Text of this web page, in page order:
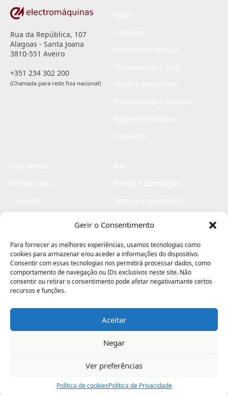
Gerir o Consentimento
Para fornecer as melhores experiências, usamos tecnologias como
cookies para armazenar e/ou aceder a informações do dispositivo.
Consentir com essas tecnologias nos permitirá processar dados, como
comportamento de navegação ou IDs exclusivos neste site. Não
consentir ou retirar o consentimento pode afetar negativamante certos
recursos e funções.
Aceitar
Negar
Ver preferências
Política de cookiesPolítica de Privacidade
Rua da República, 107
Alagoas - Santa Joana
3810-551 Aveiro
+351 234 302 200
(Chamada para rede fixa nacional)
Livro de elogios
Electromaquinas ©2026
contágio - agência criativa
Assistência Ajuda Minha Conta